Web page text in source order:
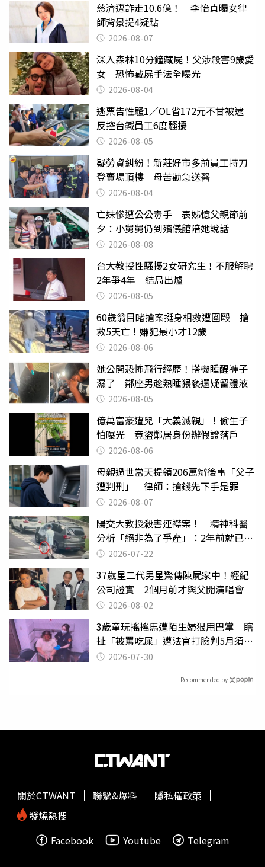
慈濟遭詐走10.6億！ 李怡貞曝女律
師背景提4疑點
2026-08-07
深入森林10分鐘藏屍！父涉殺害9歲愛
女 恐怖藏屍手法全曝光
2026-08-04
逃票告性騷1／OL省172元不甘被逮
反控台鐵員工6度騷擾
2026-08-05
疑勞資糾紛！新莊好市多前員工持刀
登賣場頂樓 母苦勸急送醫
2026-08-04
亡妹慘遭公公毒手 表姊憶父親節前
夕：小舅舅仍到殯儀館陪她說話
2026-08-08
台大教授性騷擾2女研究生！不服解聘
2年爭4年 結局出爐
2026-08-05
60歲翁目睹搶案挺身相救遭圍毆 搶
救5天亡！嫌犯最小才12歲
2026-08-06
她公開恐怖飛行經歷！搭機睡醒褲子
濕了 鄰座男趁熟睡猥褻還疑留體液
2026-08-05
億萬富豪遭兒「大義滅親」！偷生子
怕曝光 竟盜鄰居身份辦假證落戶
2026-08-06
母親過世當天提領206萬辦後事「父子
遭判刑」 律師：搶錢先下手是罪
2026-08-07
陽交大教授殺害連襟案！ 精神科醫
分析「絕非為了爭產」：2年前就已言
行詭異
2026-07-22
37歲星二代男星驚傳陳屍家中！經紀
公司證實 2個月前才與父開演唱會
2026-08-02
3歲童玩搖搖馬遭陌生婦狠甩巴掌 瞎
扯「被罵吃屎」遭法官打臉判5月須入
監 2026-07-30
Recommended by
關於CTWANT 聯繫&爆料
隱私權政策
發燒熱搜
Facebook
Youtube Telegram